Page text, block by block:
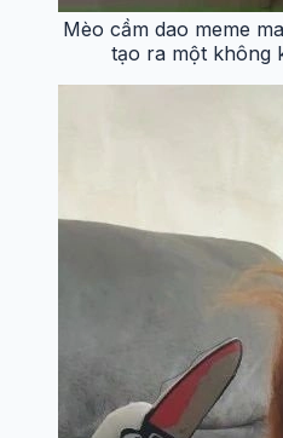
Mèo cầm dao meme
tạo ra một không